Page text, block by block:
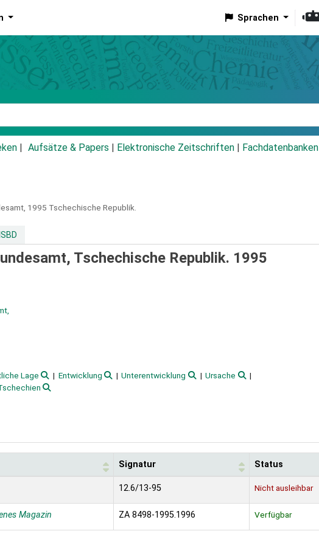
Sprachen
Aufsätze & Papers Elektronische Zeitschriften Fachdatenbanken
1995 Tschechische Republik.
Tschechische Republik. 1995
Lage Entwicklung Unterentwicklung
Ursache
Signatur Status
12.6/13-95 Nicht ausleihbar
Magazin ZA 8498-1995.1996 Verfügbar